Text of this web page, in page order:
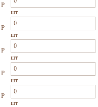
Р
шт
Р
шт
Р
шт
Р
шт
Р
шт